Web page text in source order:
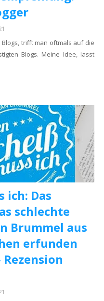
trifft man oftmals auf die
Blogs. Meine Idee, lasst
ich: Das
schlechte
Brummel aus
erfunden